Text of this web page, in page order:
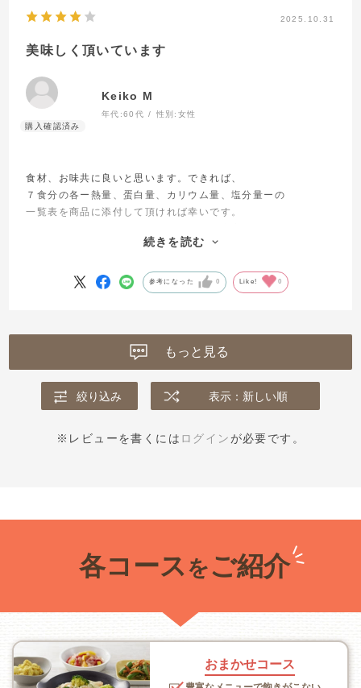
2025.10.31
美味しく頂いています
Keiko M
年代:60代 性別: 女性
食材、お味共に良いと思います。できれば、
７食分の各ー熱量、蛋白量、カリウム量、塩分量ーの
一覧表を商品に添付して頂ければ幸いです。
続きを読む
参考になった 0 Like! 0
もっと見る
絞り込み 表示：新しい順
※レビューを書くには ログイン が必要です。
各コースをご紹介
おまかせコース